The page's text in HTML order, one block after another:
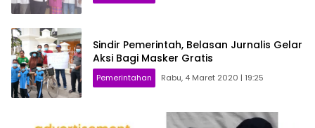
Sindir Pemerintah, Belasan Jurnalis Gelar
Aksi Bagi Masker Gratis
Pemerintahan Rabu, 4 Maret 2020 | 19:25